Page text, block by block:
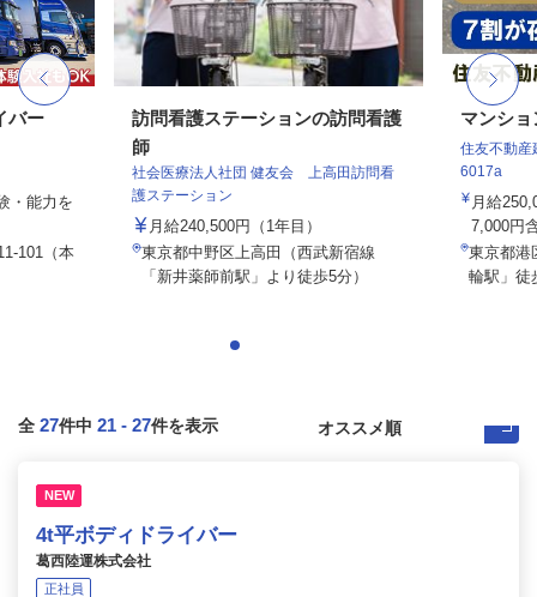
バー
・能力を
101（本
訪問看護ステーションの訪問看護
師
社会医療法人社団 健友会 上高田訪問看
護ステーション
月給240,500円（1年目）
東京都中野区上高田（西武新宿線
「新井薬師前駅」より徒歩5分）
マンシ
住友不動
6017a
月給
7,000円
東京都港
輪駅」徒
全 27件中 21 - 27件を表示
NEW
4t平ボディドライバー
葛西陸運株式会社
正社員